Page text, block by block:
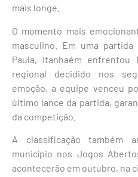
mais longe.
O momento mais
masculino. Em uma partida
Paula, Itanhaém enfrentou
regional decidido nos
emoção, a equipe venceu
último lance da partida,
da competição.
A classificação também
município nos Jogos
acontecerão em outubro, na